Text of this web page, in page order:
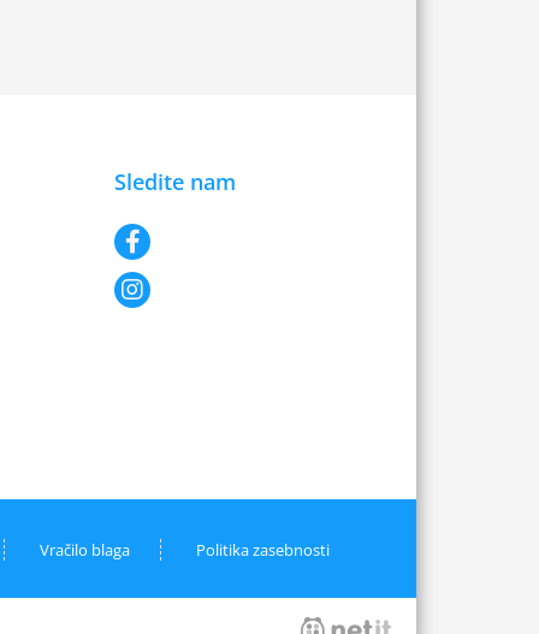
Sledite nam
Vračilo blaga Politika zasebnosti